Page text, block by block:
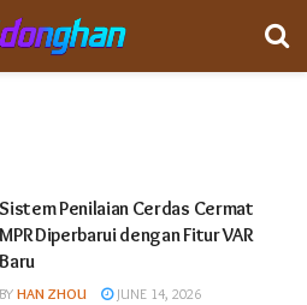
Sistem Penilaian Cerdas Cermat
MPR Diperbarui dengan Fitur VAR
Baru
BY HAN ZHOU JUNE 14, 2026